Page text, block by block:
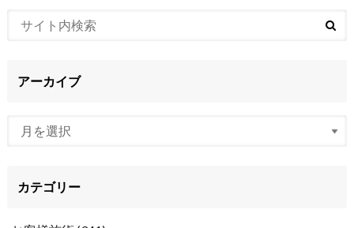
アーカイブ
カテゴリー